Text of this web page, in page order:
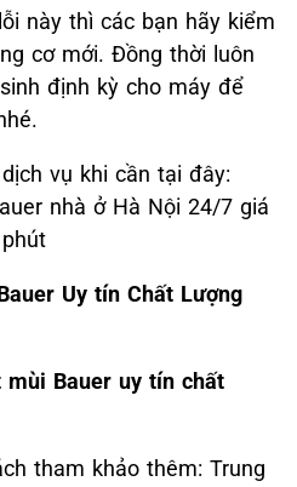
này thì các bạn hãy kiểm
cơ mới. Đồng thời luôn
định kỳ cho máy để
vụ khi cần tại đây:
nhà ở Hà Nội 24/7 giá
Uy tín Chất Lượng
mùi Bauer uy tín chất
tham khảo thêm: Trung